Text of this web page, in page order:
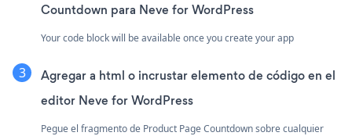
Countdown para Neve for WordPress
Your code block will be available once you create your app
Agregar a html o incrustar elemento de código en el
editor Neve for WordPress
Pegue el fragmento de Product Page Countdown sobre cualquier